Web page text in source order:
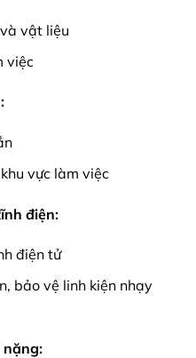
vật liệu
việc
vực làm việc
điện:
điện tử
bảo vệ linh kiện nhạy
nặng: